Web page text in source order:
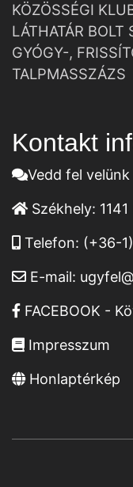
KÖZÖSSÉGI
LÁTHATÁR BOLT
GYÓGY-,
TALPMASSZÁZS
Kontakt
Vedd fel
Székhely:
Telefon: (+36-
E-mail:
FACEBOOK -
Impresszum
Honlaptérkép